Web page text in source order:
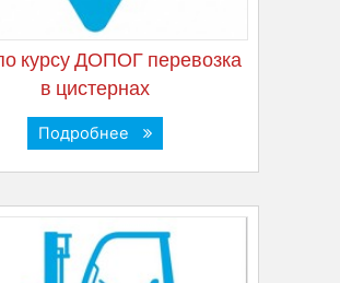
курсу ДОПОГ перевозка
в цистернах
Подробнее